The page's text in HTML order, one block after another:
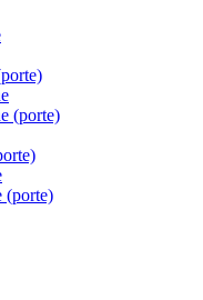
(porte)
(porte)